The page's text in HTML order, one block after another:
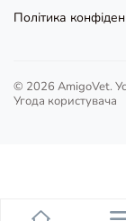
Політика
© 2026 AmigoVet.
Угода користувача